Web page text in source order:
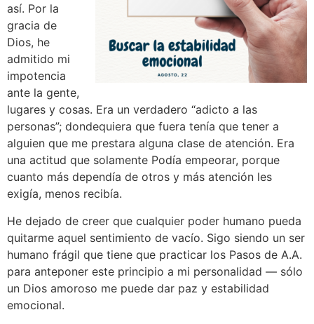
así. Por la
gracia de
Dios, he
admitido mi
impotencia
ante la gente,
lugares y cosas. Era un verdadero “adicto a las
personas”; dondequiera que fuera tenía que tener a
alguien que me prestara alguna clase de atención. Era
una actitud que solamente Podía empeorar, porque
cuanto más dependía de otros y más atención les
exigía, menos recibía.
He dejado de creer que cualquier poder humano pueda
quitarme aquel sentimiento de vacío. Sigo siendo un ser
humano frágil que tiene que practicar los Pasos de A.A.
para anteponer este principio a mi personalidad — sólo
un Dios amoroso me puede dar paz y estabilidad
emocional.